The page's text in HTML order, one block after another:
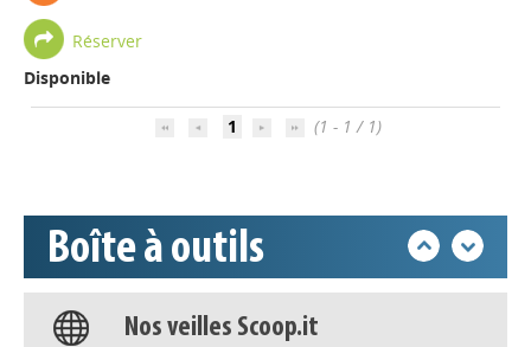
Réserver
Disponible
1 (1 - 1 / 1)
Boîte à outils
Base documentaire
Nos veilles Scoop.it